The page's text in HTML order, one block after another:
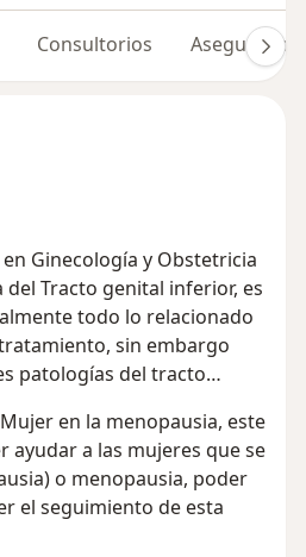
Consultorios Aseguradoras
en Ginecología y Obstetricia
Tracto genital inferior, es
todo lo relacionado
sin embargo
patologías del tracto
en la menopausia, este
a las mujeres que se
o menopausia, poder
el seguimiento de esta